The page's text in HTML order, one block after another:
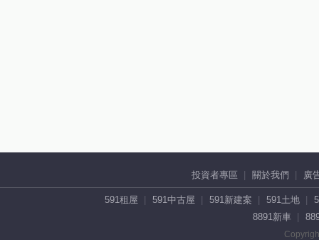
投資者專區 關於我們 廣
591租屋 591中古屋 591新建案 591土地
8891新車